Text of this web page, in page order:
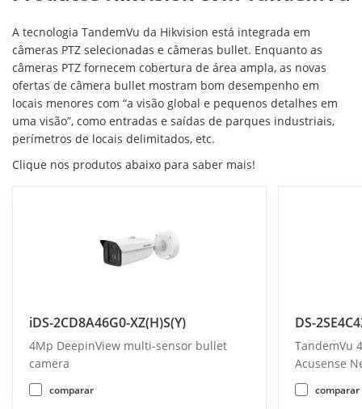
A tecnologia TandemVu da Hikvision está integrada em
câmeras PTZ selecionadas e câmeras bullet. Enquanto as
câmeras PTZ fornecem cobertura de área ampla, as novas
ofertas de câmera bullet mostram bom desempenho em
locais menores com “a visão global e pequenos detalhes em
uma visão”, como entradas e saídas de parques industriais,
perímetros de locais delimitados, etc.
Clique nos produtos abaixo para saber mais!
iDS-2CD8A46G0-XZ(H)S(Y)
4Mp DeepinView multi-sensor bullet
camera
comparar
DS-
TandemVu
Acusense
comparar